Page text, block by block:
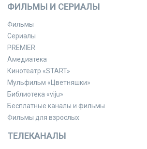
ФИЛЬМЫ И СЕРИАЛЫ
Фильмы
Сериалы
PREMIER
Амедиатека
Кинотеатр «START»
Мульфильм «Цветняшки»
Библиотека «viju»
Бесплатные каналы и фильмы
Фильмы для взрослых
ТЕЛЕКАНАЛЫ